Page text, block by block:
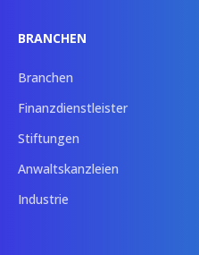
BRANCHEN
Branchen
Finanzdienstleister
Stiftungen
Anwaltskanzleien
Industrie